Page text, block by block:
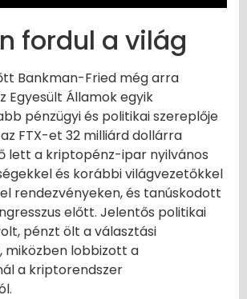
fordul a világ
Bankman-Fried még arra
Egyesült Államok egyik
pénzügyi és politikai szereplője
FTX-et 32 milliárd dollárra
lett a kriptopénz-ipar nyilvános
és korábbi világvezetőkkel
rendezvényeken, és tanúskodott
előtt. Jelentős politikai
pénzt ölt a választási
miközben lobbizott a
a kriptorendszer